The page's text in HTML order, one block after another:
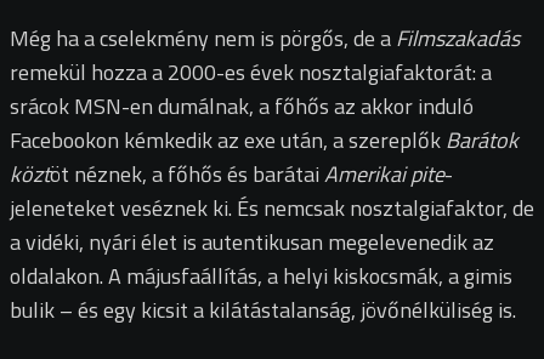
Még ha a cselekmény nem is pörgős, de aFilmszakadás
remekül hozza a 2000-es évek nosztalgiafaktorát: a
srácok MSN-en dumálnak, a főhős az akkor induló
Facebookon kémkedik az exe után, a szereplőkBarátok
köztöt néznek, a főhős és barátaiAmerikai pite-
jeleneteket veséznek ki. És nemcsak nosztalgiafaktor, de
a vidéki, nyári élet is autentikusan megelevenedik az
oldalakon. A májusfaállítás, a helyi kiskocsmák, a gimis
bulik – és egy kicsit a kilátástalanság, jövőnélküliség is.